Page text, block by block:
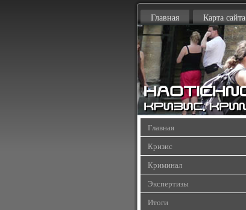
Главная Карта сайта
Главная
Кризис
Криминал
Экспертизы
Итоги